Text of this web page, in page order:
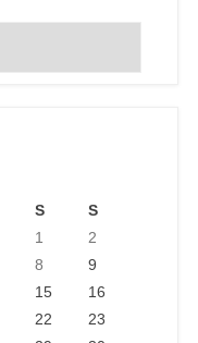
S
S
1
2
8
9
15
16
22
23